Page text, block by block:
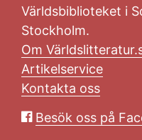
Världsbiblioteket i
Stockholm.
Om
Artikelservice
Kontakta oss
Besök oss på